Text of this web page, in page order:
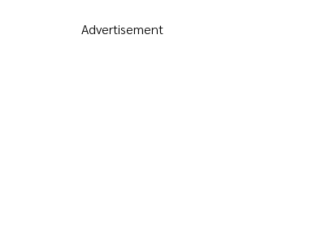
Advertisement